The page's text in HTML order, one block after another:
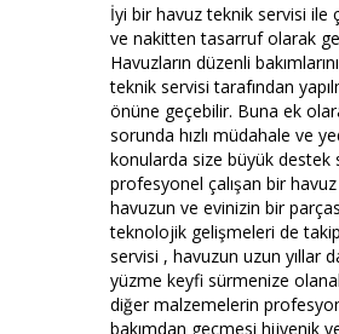
İyi bir havuz teknik servisi ile
ve nakitten tasarruf olarak
Havuzların düzenli
teknik servisi tarafından
önüne geçebilir. Buna ek
sorunda hızlı müdahale ve
konularda size büyük destek
profesyonel çalışan bir
havuzun ve evinizin bir
teknolojik gelişmeleri de
servisi , havuzun uzun yıllar
yüzme keyfi sürmenize
diğer malzemelerin
bakımdan geçmesi hijyenik